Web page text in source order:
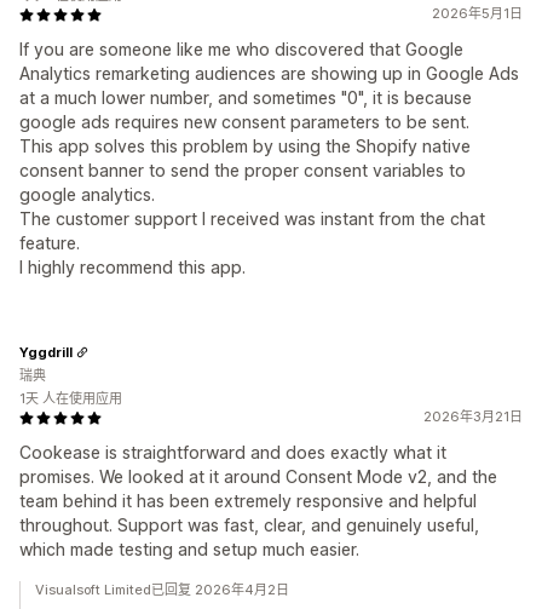
2026年5月1日
If you are someone like me who discovered that Google
Analytics remarketing audiences are showing up in Google Ads
at a much lower number, and sometimes "0", it is because
google ads requires new consent parameters to be sent.
This app solves this problem by using the Shopify native
consent banner to send the proper consent variables to
google analytics.
The customer support I received was instant from the chat
feature.
I highly recommend this app.
2026年3月21日
Cookease is straightforward and does exactly what it
promises. We looked at it around Consent Mode v2, and the
team behind it has been extremely responsive and helpful
throughout. Support was fast, clear, and genuinely useful,
which made testing and setup much easier.
Yggdrill
瑞典
1天 人在使用应用
Visualsoft Limited已回复 2026年4月2日